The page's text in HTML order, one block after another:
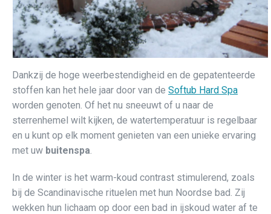
Dankzij de hoge weerbestendigheid en de gepatenteerde
stoffen kan het hele jaar door van de Softub Hard Spa
worden genoten. Of het nu sneeuwt of u naar de
sterrenhemel wilt kijken, de watertemperatuur is regelbaar
en u kunt op elk moment genieten van een unieke ervaring
met uw buitenspa
In de winter is het warm-koud contrast stimulerend, zoals
bij de Scandinavische rituelen met hun Noordse bad. Zij
wekken hun lichaam op door een bad in ijskoud water af te